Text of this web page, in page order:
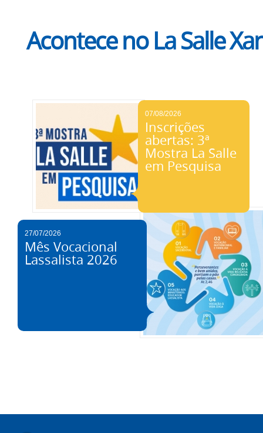
Acontece no La Salle
07/08/2026
Inscrições
abertas: 3ª
Mostra La Salle
em Pesquisa
27/07/2026
Mês Vocacional
Lassalista 2026